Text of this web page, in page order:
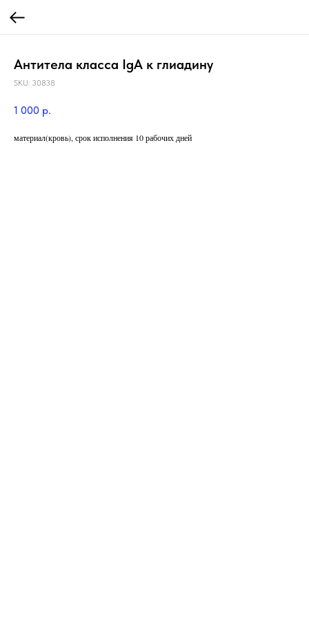
Антитела класса IgA к глиадину
SKU: 30838
1 000 р.
материал(кровь), срок исполнения 10 рабочих дней